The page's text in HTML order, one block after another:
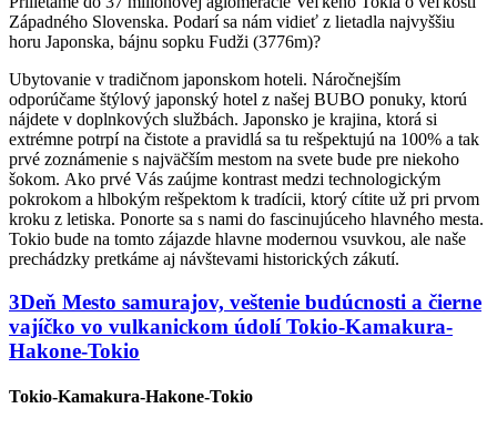
Západného Slovenska. Podarí sa nám vidieť z lietadla najvyššiu
horu Japonska, bájnu sopku Fudži (3776m)?
Ubytovanie v tradičnom japonskom hoteli. Náročnejším
odporúčame štýlový japonský hotel z našej BUBO ponuky, ktorú
nájdete v doplnkových službách. Japonsko je krajina, ktorá si
extrémne potrpí na čistote a pravidlá sa tu rešpektujú na 100% a tak
prvé zoznámenie s najväčším mestom na svete bude pre niekoho
šokom. Ako prvé Vás zaújme kontrast medzi technologickým
pokrokom a hlbokým rešpektom k tradícii, ktorý cítite už pri prvom
kroku z letiska. Ponorte sa s nami do fascinujúceho hlavného mesta.
Tokio bude na tomto zájazde hlavne modernou vsuvkou, ale naše
prechádzky pretkáme aj návštevami historických zákutí.
3Deň Mesto samurajov, veštenie budúcnosti a čierne
vajíčko vo vulkanickom údolí Tokio-Kamakura-
Hakone-Tokio
Tokio-Kamakura-Hakone-Tokio